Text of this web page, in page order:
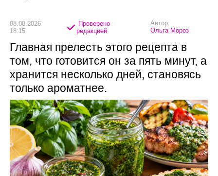
08.08.2026
18:15
Проверено
редакцией
Автор:
Ольга Мороз
Главная прелесть этого рецепта в
том, что готовится он за пять минут, а
хранится несколько дней, становясь
только ароматнее.